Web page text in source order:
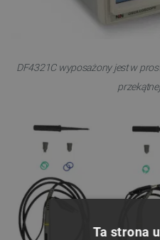
DF4321C wyposażony jest w
Ta strona